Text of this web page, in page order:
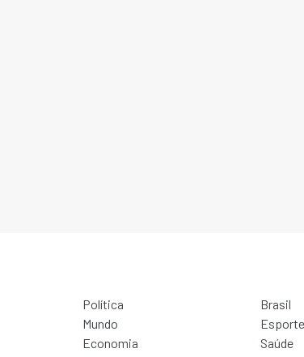
Política
Brasil
Mundo
Esporte
Economia
Saúde